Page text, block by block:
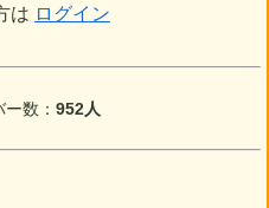
は ログイン
数： 952人